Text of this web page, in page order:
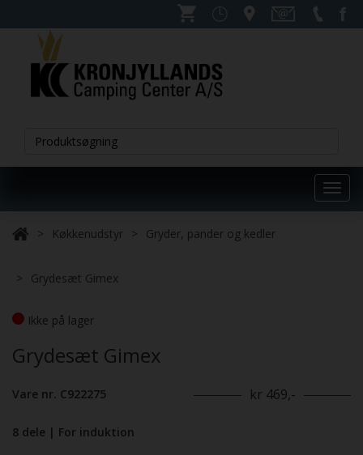
Køkkenudstyr Gryder, pander og kedler
Grydesæt Gimex
Ikke på lager
Grydesæt Gimex
Vare nr. C922275 kr 469,-
8 dele | For induktion